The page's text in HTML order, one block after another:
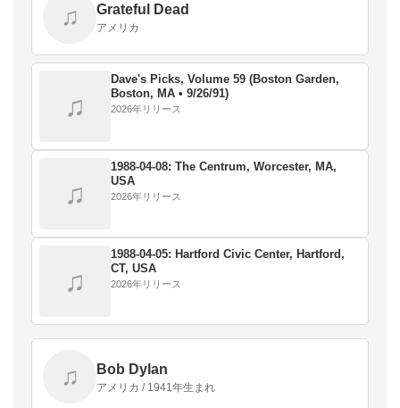
♫ Grateful Dead
アメリカ
♫
Dave's Picks, Volume 59 (Boston Garden,
Boston, MA • 9/26/91)
2026年リリース
♫
1988-04-08: The Centrum, Worcester, MA,
USA
2026年リリース
♫
1988-04-05: Hartford Civic Center, Hartford,
CT, USA
2026年リリース
♫ Bob Dylan
アメリカ / 1941年生まれ